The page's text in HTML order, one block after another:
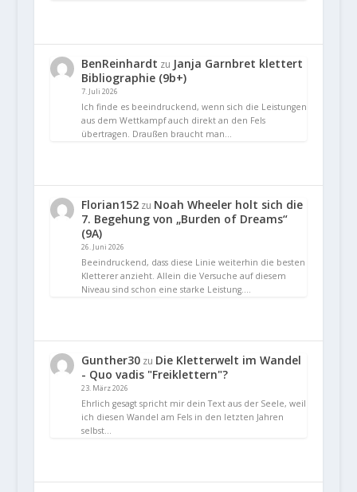
BenReinhardt zu Janja Garnbret klettert
Bibliographie (9b+)
7. Juli 2026
Ich finde es beeindruckend, wenn sich die Leistungen
aus dem Wettkampf auch direkt an den Fels
übertragen. Draußen braucht man…
Florian152zu Noah Wheeler holt sich die
7. Begehung von „Burden of Dreams“
(9A)
26. Juni 2026
Beeindruckend, dass diese Linie weiterhin die besten
Kletterer anzieht. Allein die Versuche auf diesem
Niveau sind schon eine starke Leistung.…
Gunther30zu Die Kletterwelt im Wandel
- Quo vadis "Freiklettern"?
23. März 2026
Ehrlich gesagt spricht mir dein Text aus der Seele, weil
ich diesen Wandel am Fels in den letzten Jahren
selbst…